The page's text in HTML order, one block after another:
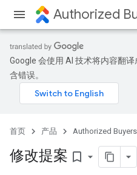
Authorized
Google 会使用 AI 技术将内容翻
含错误。
首页 产品 Authorized Buyers
修改提案 bookmark_border